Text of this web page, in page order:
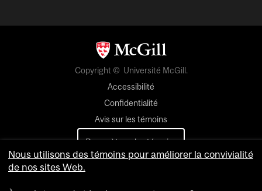
Copyright © Université McGill.
Accessibilité
Confidentialité
Avis sur les témoins
Paramètres des témoins
Nous utilisons des témoins pour améliorer la convivialité
de nos sites Web.